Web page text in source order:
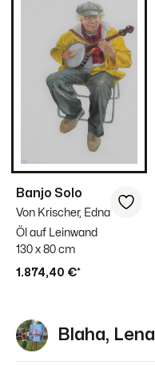
Banjo Solo
Von Krischer, Edna
Öl auf Leinwand
130 x 80 cm
1.874,40 €*
Blaha, Lena